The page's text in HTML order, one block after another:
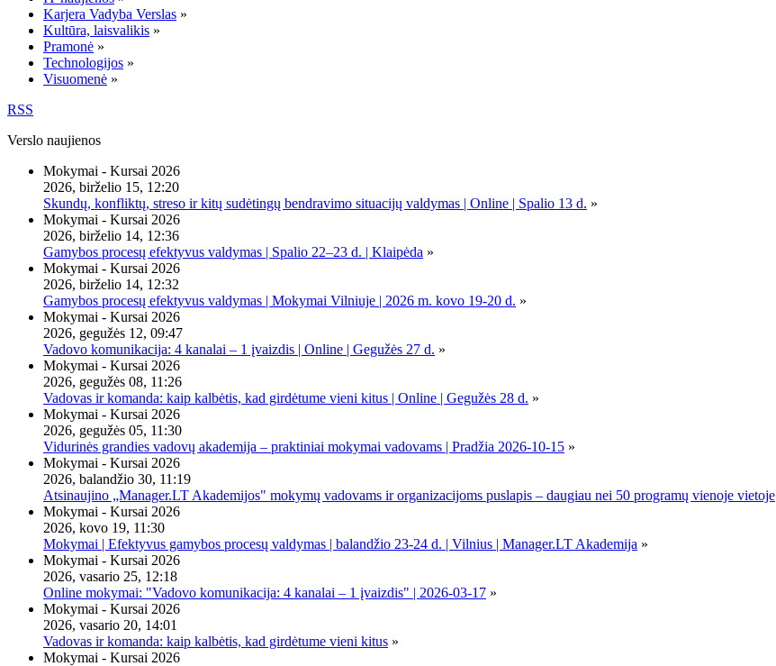
Karjera Vadyba Verslas »
Kultūra, laisvalikis »
Pramonė »
Technologijos »
Visuomenė »
RSS
Verslo naujienos
Mokymai - Kursai 2026
2026, birželio 15, 12:20
Skundų, konfliktų, streso ir kitų sudėtingų bendravimo situacijų valdymas | Online | Spalio 13 d. »
Mokymai - Kursai 2026
2026, birželio 14, 12:36
Gamybos procesų efektyvus valdymas | Spalio 22–23 d. | Klaipėda »
Mokymai - Kursai 2026
2026, birželio 14, 12:32
Gamybos procesų efektyvus valdymas | Mokymai Vilniuje | 2026 m. kovo 19-20 d. »
Mokymai - Kursai 2026
2026, gegužės 12, 09:47
Vadovo komunikacija: 4 kanalai – 1 įvaizdis | Online | Gegužės 27 d. »
Mokymai - Kursai 2026
2026, gegužės 08, 11:26
Vadovas ir komanda: kaip kalbėtis, kad girdėtume vieni kitus | Online | Gegužės 28 d. »
Mokymai - Kursai 2026
2026, gegužės 05, 11:30
Vidurinės grandies vadovų akademija – praktiniai mokymai vadovams | Pradžia 2026-10-15 »
Mokymai - Kursai 2026
2026, balandžio 30, 11:19
Atsinaujino „Manager.LT Akademijos" mokymų vadovams ir organizacijoms puslapis – daugiau nei 50 programų vienoje vietoje
Mokymai - Kursai 2026
2026, kovo 19, 11:30
Mokymai | Efektyvus gamybos procesų valdymas | balandžio 23-24 d. | Vilnius | Manager.LT Akademija »
Mokymai - Kursai 2026
2026, vasario 25, 12:18
Online mokymai: "Vadovo komunikacija: 4 kanalai – 1 įvaizdis" | 2026-03-17 »
Mokymai - Kursai 2026
2026, vasario 20, 14:01
Vadovas ir komanda: kaip kalbėtis, kad girdėtume vieni kitus »
Mokymai - Kursai 2026